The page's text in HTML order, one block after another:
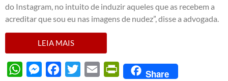
do Instagram, no intuito de induzir aqueles que as recebem a
acreditar que sou eu nas imagens de nudez”, disse a advogada.
LEIA MAIS
WhatsAppMessengerFacebook
Twitter Email PrintFriendly
Share